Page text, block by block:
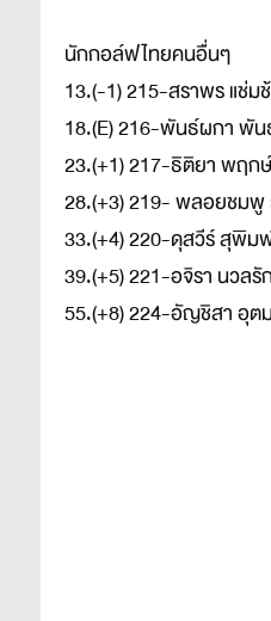
นักกอล์ฟไทยคนอื่นๆ
13.(-1) 215-สราพร แช่
18.(E) 216-พันธ์ผกา พั
23.(+1) 217-ธิติยา พฤก
28.(+3) 219- พลอยชมพู
33.(+4) 220-ดุสวีร์ สุพิ
39.(+5) 221-อจิรา นวล
55.(+8) 224-อัญชิสา อุต